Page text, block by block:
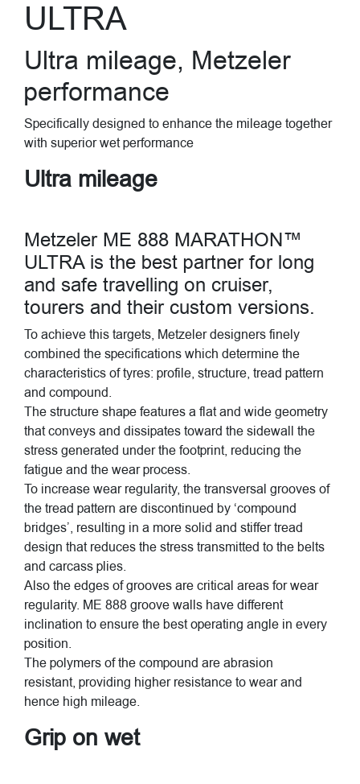
ULTRA
Ultra mileage, Metzeler
performance
Specifically designed to enhance the mileage together
with superior wet performance
Ultra mileage
Metzeler ME 888 MARATHON™
ULTRA is the best partner for long
and safe travelling on cruiser,
tourers and their custom versions.
To achieve this targets, Metzeler designers finely
combined the specifications which determine the
characteristics of tyres: profile, structure, tread pattern
and compound.
The structure shape features a flat and wide geometry
that conveys and dissipates toward the sidewall the
stress generated under the footprint, reducing the
fatigue and the wear process.
To increase wear regularity, the transversal grooves of
the tread pattern are discontinued by ‘compound
bridges’, resulting in a more solid and stiffer tread
design that reduces the stress transmitted to the belts
and carcass plies.
Also the edges of grooves are critical areas for wear
regularity. ME 888 groove walls have different
inclination to ensure the best operating angle in every
position.
The polymers of the compound are abrasion
resistant, providing higher resistance to wear and
hence high mileage.
Grip on wet